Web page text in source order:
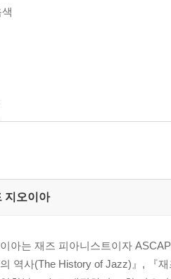
지오이아
아는 재즈 피아니스트이자
역사(The History of Jazz)』, 『